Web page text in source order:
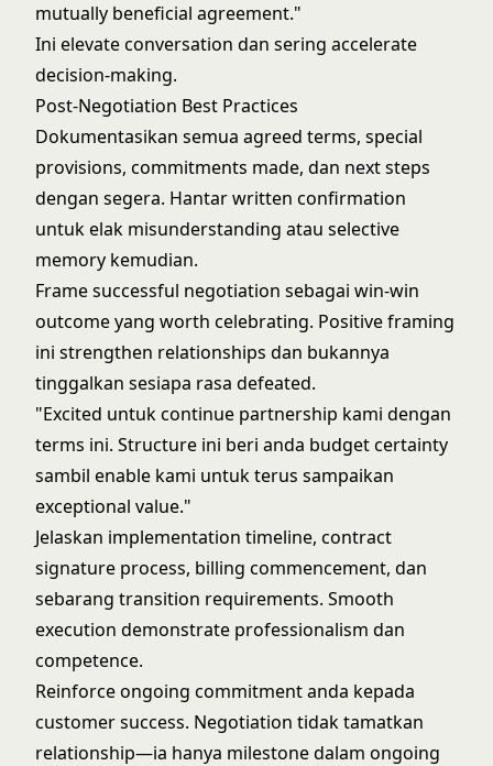
mutually beneficial agreement."
Ini elevate conversation dan sering accelerate
decision-making.
Post-Negotiation Best Practices
Dokumentasikan semua agreed terms, special
provisions, commitments made, dan next steps
dengan segera. Hantar written confirmation
untuk elak misunderstanding atau selective
memory kemudian.
Frame successful negotiation sebagai win-win
outcome yang worth celebrating. Positive framing
ini strengthen relationships dan bukannya
tinggalkan sesiapa rasa defeated.
"Excited untuk continue partnership kami dengan
terms ini. Structure ini beri anda budget certainty
sambil enable kami untuk terus sampaikan
exceptional value."
Jelaskan implementation timeline, contract
signature process, billing commencement, dan
sebarang transition requirements. Smooth
execution demonstrate professionalism dan
competence.
Reinforce ongoing commitment anda kepada
customer success. Negotiation tidak tamatkan
relationship—ia hanya milestone dalam ongoing